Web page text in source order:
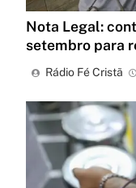
Nota Legal:
setembro para
Rádio Fé Cristã